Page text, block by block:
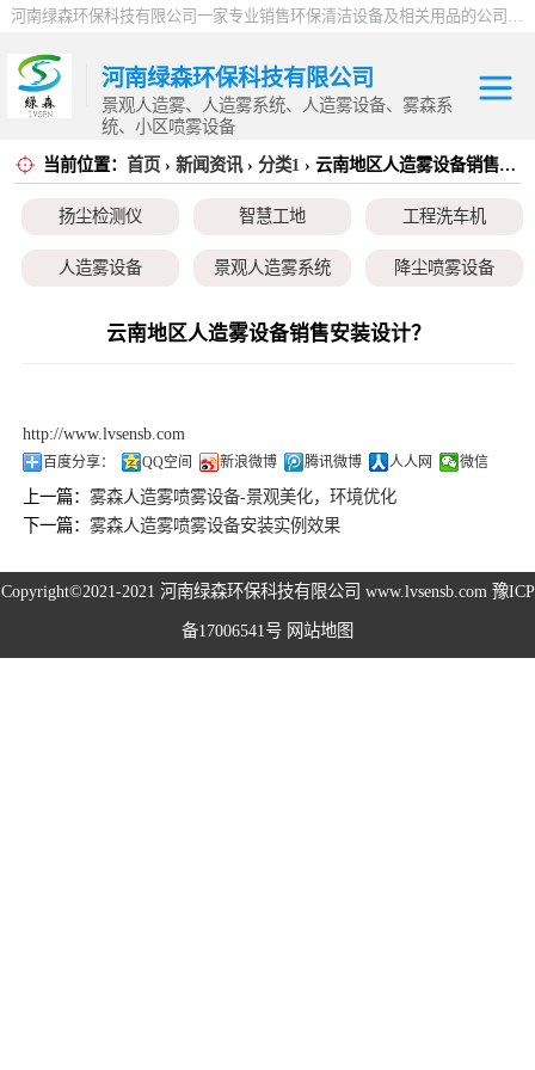
河南绿森环保科技有限公司一家专业销售环保清洁设备及相关用品的公司，产品包括：音乐喷泉、雾森系统、人造雾设备、景观人造雾、人造雾系统、小区喷雾设备、高压喷雾降尘设备、料仓喷雾除尘系统、喷雾降温加湿设备、郑州喷雾消毒设备，等八大系列上百个品种。
河南绿森环保科技有限公司
景观人造雾、人造雾系统、人造雾设备、雾森系
统、小区喷雾设备
当前位置： 首页 › 新闻资讯› 分类1 › 云南地区人造雾设备销售安装设计？
扬尘检测仪 智慧工地 工程洗车机
人造雾设备 景观人造雾系统 降尘喷雾设备
小区喷雾设备 高空除尘雾桩 广场音乐喷泉
云南地区人造雾设备销售安装设计？
http://www.lvsensb.com
百度分享： QQ空间 新浪微博 腾讯微博 人人网 微信
上一篇：雾森人造雾喷雾设备-景观美化，环境优化
下一篇：雾森人造雾喷雾设备安装实例效果
Copyright©2021-2021 河南绿森环保科技有限公司 www.lvsensb.com 豫ICP
备17006541号 网站地图
扬尘检测仪
智慧工地
人造雾设备
降尘喷雾设备
小区喷雾设备
高空除尘雾桩